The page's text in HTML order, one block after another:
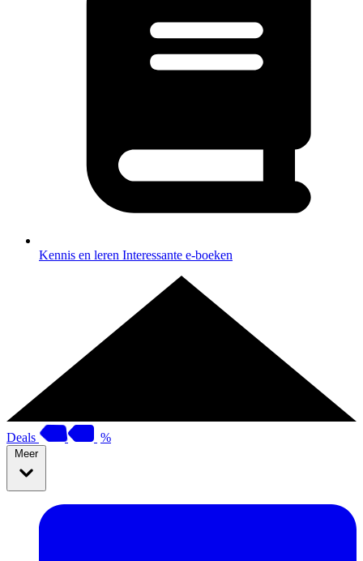
Kennis en leren Interessante e-boeken
Deals %
Meer